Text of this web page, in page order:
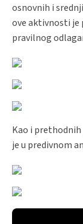
osnovnih i
ove aktivnosti je
pravilnog
Kao i prethodnih
je u predivnom